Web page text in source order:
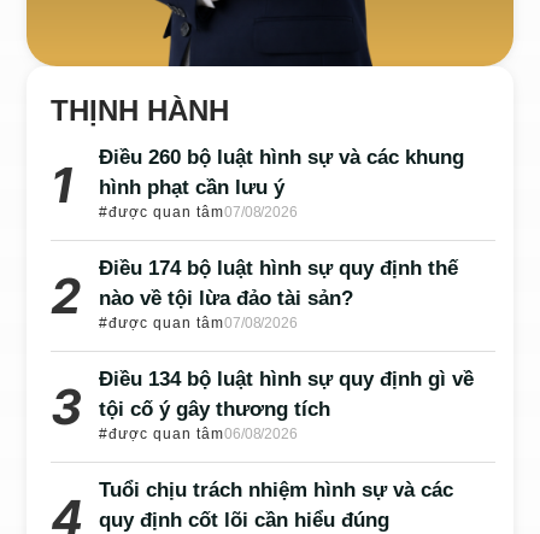
THỊNH HÀNH
Điều 260 bộ luật hình sự và các khung
hình phạt cần lưu ý
#được quan tâm07/08/2026
Điều 174 bộ luật hình sự quy định thế
nào về tội lừa đảo tài sản?
#được quan tâm07/08/2026
Điều 134 bộ luật hình sự quy định gì về
tội cố ý gây thương tích
#được quan tâm06/08/2026
Tuổi chịu trách nhiệm hình sự và các
quy định cốt lõi cần hiểu đúng